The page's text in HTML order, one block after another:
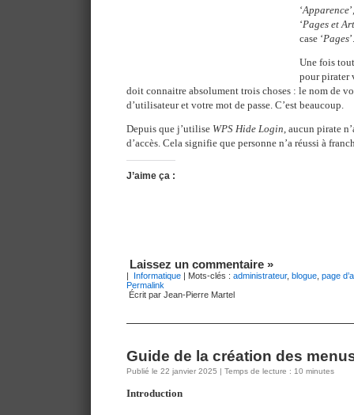
‘Apparence
‘Pages et
case ‘Pages’.
Une fois
pour pirater
doit connaitre absolument trois choses : le nom de
d’utilisateur et votre mot de passe. C’est beaucoup.
Depuis que j’utilise WPS Hide Login, aucun pirate
d’accès. Cela signifie que personne n’a réussi à
J’aime ça :
Laissez un commentaire »
| Informatique | Mots-clés : administrateur, blogue page
Permalink
Écrit par Jean-Pierre Martel
Guide de la création des
Publié le 22 janvier 2025 | Temps de lecture : 10 minutes
Introduction